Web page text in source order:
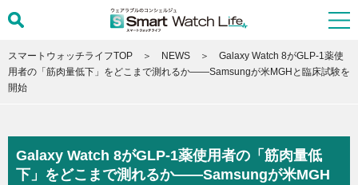
スマートウォッチライフTOP NEWS
Galaxy Watch 8がGLP-1薬使
用者の「筋肉量低下」をどこまで測れるか――Samsungが米MGHと臨床試験を
開始
Galaxy Watch 8がGLP-1薬使用者の「筋肉量低
下」をどこまで測れるか――Samsungが米MGH